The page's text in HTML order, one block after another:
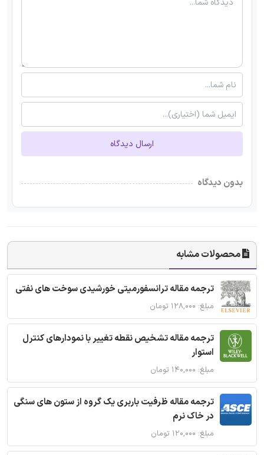
ارسال دیدگاه
بدون دیدگاه
محصولات مشابه
ترجمه مقاله ترانسفورمیتی خورشیدی سوخت های نفتی
مبلغ: ۱۲۸,۰۰۰ تومان
ترجمه مقاله تشخیص نقطه تغییر با نمودارهای کنترل
استوار
مبلغ: ۱۴۰,۰۰۰ تومان
ترجمه مقاله ظرفیت باربری یک گروه از ستون های سنگی
در خاک نرم
مبلغ: ۱۲۰,۰۰۰ تومان